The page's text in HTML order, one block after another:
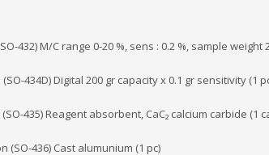
432) M/C range 0-20 %, sens : 0.2 %, sample weight
434D) Digital 200 gr capacity x 0.1 gr sensitivity (1
435) Reagent absorbent, CaC₂ calcium carbide (1
(SO-436) Cast alumunium (1 pc)